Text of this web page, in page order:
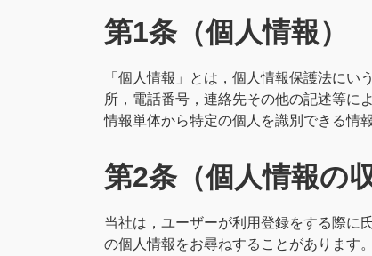
第1条（個人情報）
「個人情報」とは，個人情報保護法に
所，電話番号，連絡先その他の記述等に
情報単体から特定の個人を識別できる情
第2条（個人情報の
当社は，ユーザーが利用登録をする際に
の個人情報をお尋ねすることがあります